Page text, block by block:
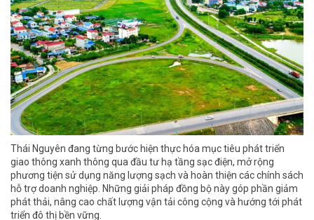
Thái Nguyên đang từng bước hiện thực hóa mục tiêu phát triển
giao thông xanh thông qua đầu tư hạ tầng sạc điện, mở rộng
phương tiện sử dụng năng lượng sạch và hoàn thiện các chính sách
hỗ trợ doanh nghiệp. Những giải pháp đồng bộ này góp phần giảm
phát thải, nâng cao chất lượng vận tải công cộng và hướng tới phát
triển đô thị bền vững.